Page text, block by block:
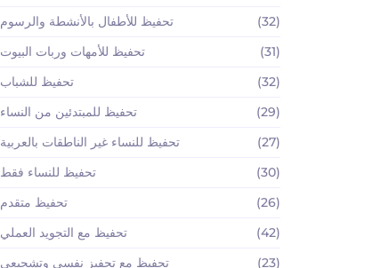
تحفيظ للأطفال بالأنشطة والرسوم
(32)
تحفيظ للأمهات وربات البيوت
(31)
تحفيظ للشباب
(32)
تحفيظ للمبتدئين من النساء
(29)
تحفيظ للنساء غير الناطقات بالعربية
(27)
تحفيظ للنساء فقط
(30)
تحفيظ متقدم
(26)
تحفيظ مع التجويد العملي
(42)
تحفيظ مع تحفيز نفسي وتشجيعي
(23)